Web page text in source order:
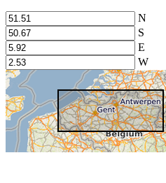
N
S
E
W